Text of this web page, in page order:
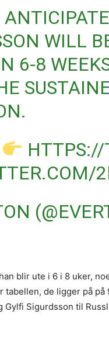
WILL
6-8
HTTPS://
blir ute i 6 i 8 uker,
tabellen, de ligger på
Gylfi Sigurdsson til